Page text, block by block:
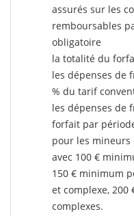
assurés sur les
remboursables
obligatoire
la totalité du
les dépenses de
% du tarif
les dépenses de
forfait par
pour les mineurs
avec 100 €
150 € minimum
et complexe,
complexes.